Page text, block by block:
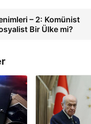
– 2: Komünist
Bir Ülke mi?